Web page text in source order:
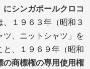
にシンガポールクロコ
、１９６３年（昭和３
ツ、ニットシャツ」を
、１９６９年（昭和
の商標権の専用使用権